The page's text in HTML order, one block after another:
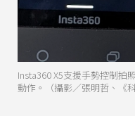
Insta360 X5支援手勢控制拍
動作。（攝影／張明哲、《科